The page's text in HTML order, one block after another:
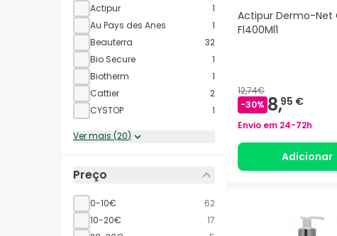
Actipur
1
Au Pays des Anes
1
Beauterra
32
Bio Secure
1
Biotherm
1
Cattier
2
CYSTOP
1
Ver mais (20)
Preço
0-10€
62
10-20€
17
Actipur Dermo-Net
Fl400Ml1
12,74€
-30% 8,95 €
Envio em 24-72h
Adicionar